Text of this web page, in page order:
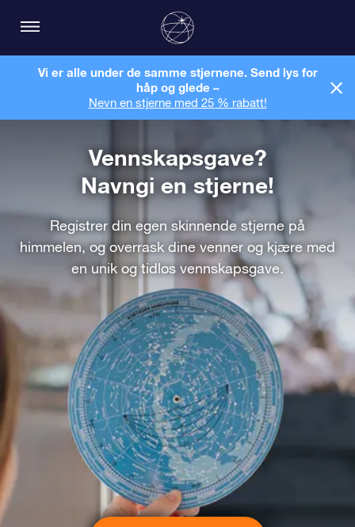
Vi er alle under de samme stjernene. Send lys for
håp og glede –
Nevn en stjerne med 25 % rabatt!
Vennskapsgave?
Navngi en stjerne!
Registrer din egen skinnende stjerne på
himmelen, og overrask dine venner og kjære med
en unik og tidløs vennskapsgave.